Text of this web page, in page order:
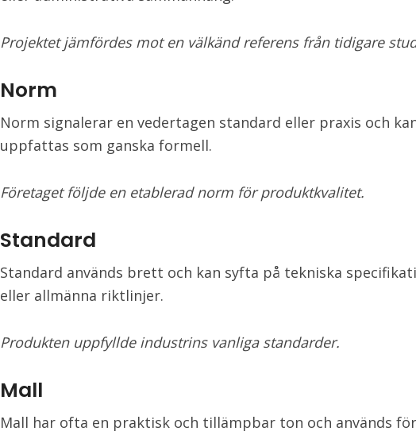
Projektet jämfördes mot en välkänd referens från tidigare
Norm
Norm signalerar en vedertagen standard eller praxis och
uppfattas som ganska formell.
Företaget följde en etablerad norm för produktkvalitet.
Standard
Standard används brett och kan syfta på tekniska
eller allmänna riktlinjer.
Produkten uppfyllde industrins vanliga standarder.
Mall
Mall har ofta en praktisk och tillämpbar ton och används